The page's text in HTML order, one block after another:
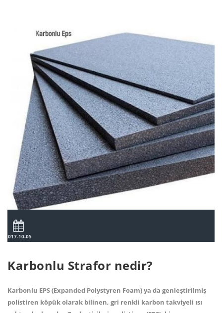
2017-10-05
Karbonlu Strafor nedir?
Karbonlu EPS (Expanded Polystyren Foam) ya da genleştirilmiş
polistiren köpük olarak bilinen, gri renkli karbon takviyeli ısı